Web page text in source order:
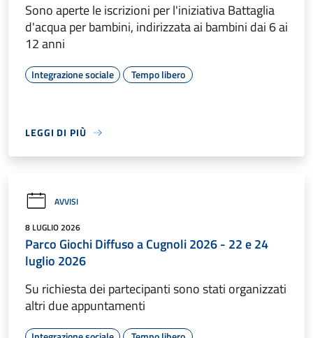
Sono aperte le iscrizioni per l'iniziativa Battaglia
d'acqua per bambini, indirizzata ai bambini dai 6 ai
12 anni
Integrazione sociale Tempo libero
LEGGI DI PIÙ
AVVISI
8 LUGLIO 2026
Parco Giochi Diffuso a Cugnoli 2026 - 22 e 24
luglio 2026
Su richiesta dei partecipanti sono stati organizzati
altri due appuntamenti